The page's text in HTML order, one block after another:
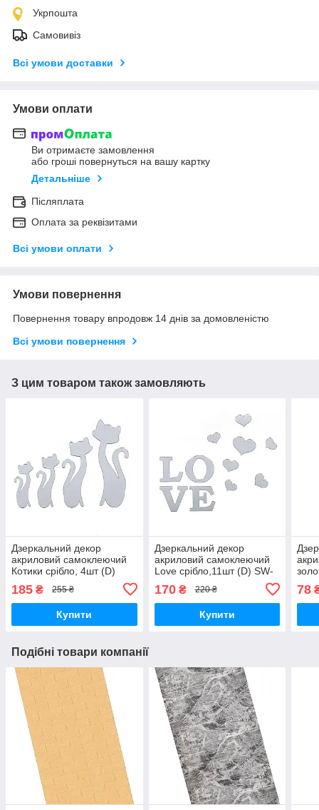
Укрпошта
Самовивіз
Всі умови доставки
Умови оплати
Ви отримаєте замовлення
або гроші повернуться на вашу картку
Детальніше
Післяплата
Оплата за реквізитами
Всі умови оплати
Умови повернення
Повернення товару впродовж 14 днів за домовленістю
Всі умови повернення
З цим товаром також замовляють
Дзеркальний декор
акриловий самоклеючий
Котики срібло, 4шт (D)
185 ₴ 255 ₴
Купити
Дзеркальний декор
акриловий самоклеючий
Love срібло,11шт (D) SW-
170₴ 220 ₴
Купити
78
Подібні товари компанії